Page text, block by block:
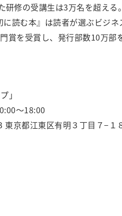
研修の受講生は3万名を超える
読む本』は読者が選ぶビジネ
賞を受賞し、発行部数10万部
」
〜18:00
京都江東区有明３丁目７−１